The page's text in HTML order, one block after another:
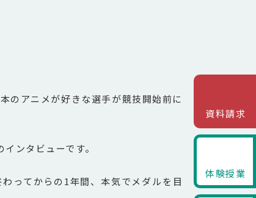
のアニメが好きな選手が競技開始前に
ンタビューです。
ってからの1年間、本気でメダルを目
資料請求
体験授業